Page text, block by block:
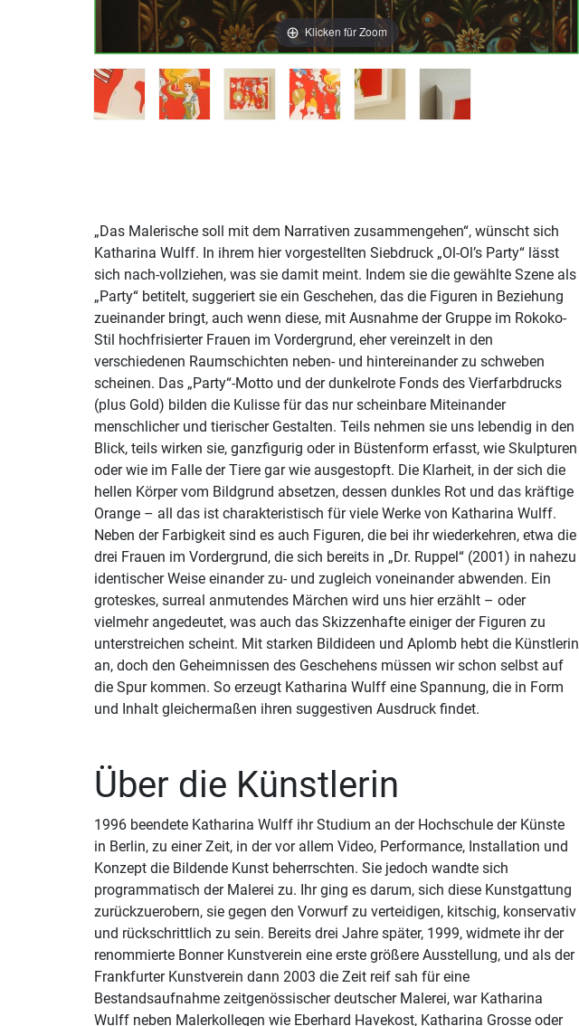
Klicken für Zoom
„Das Malerische soll mit dem Narrativen zusammengehen“, wünscht sich
Katharina Wulff. In ihrem hier vorgestellten Siebdruck „Ol-Ol’s Party“ lässt
sich nach-vollziehen, was sie damit meint. Indem sie die gewählte Szene als
„Party“ betitelt, suggeriert sie ein Geschehen, das die Figuren in Beziehung
zueinander bringt, auch wenn diese, mit Ausnahme der Gruppe im Rokoko-
Stil hochfrisierter Frauen im Vordergrund, eher vereinzelt in den
verschiedenen Raumschichten neben- und hintereinander zu schweben
scheinen. Das „Party“-Motto und der dunkelrote Fonds des Vierfarbdrucks
(plus Gold) bilden die Kulisse für das nur scheinbare Miteinander
menschlicher und tierischer Gestalten. Teils nehmen sie uns lebendig in den
Blick, teils wirken sie, ganzfigurig oder in Büstenform erfasst, wie Skulpturen
oder wie im Falle der Tiere gar wie ausgestopft. Die Klarheit, in der sich die
hellen Körper vom Bildgrund absetzen, dessen dunkles Rot und das kräftige
Orange – all das ist charakteristisch für viele Werke von Katharina Wulff.
Neben der Farbigkeit sind es auch Figuren, die bei ihr wiederkehren, etwa die
drei Frauen im Vordergrund, die sich bereits in „Dr. Ruppel“ (2001) in nahezu
identischer Weise einander zu- und zugleich voneinander abwenden. Ein
groteskes, surreal anmutendes Märchen wird uns hier erzählt – oder
vielmehr angedeutet, was auch das Skizzenhafte einiger der Figuren zu
unterstreichen scheint. Mit starken Bildideen und Aplomb hebt die Künstlerin
an, doch den Geheimnissen des Geschehens müssen wir schon selbst auf
die Spur kommen. So erzeugt Katharina Wulff eine Spannung, die in Form
und Inhalt gleichermaßen ihren suggestiven Ausdruck findet.
Über die Künstlerin
1996 beendete Katharina Wulff ihr Studium an der Hochschule der Künste
in Berlin, zu einer Zeit, in der vor allem Video, Performance, Installation und
Konzept die Bildende Kunst beherrschten. Sie jedoch wandte sich
programmatisch der Malerei zu. Ihr ging es darum, sich diese Kunstgattung
zurückzuerobern, sie gegen den Vorwurf zu verteidigen, kitschig, konservativ
und rückschrittlich zu sein. Bereits drei Jahre später, 1999, widmete ihr der
renommierte Bonner Kunstverein eine erste größere Ausstellung, und als der
Frankfurter Kunstverein dann 2003 die Zeit reif sah für eine
Bestandsaufnahme zeitgenössischer deutscher Malerei, war Katharina
Wulff neben Malerkollegen wie Eberhard Havekost, Katharina Grosse oder